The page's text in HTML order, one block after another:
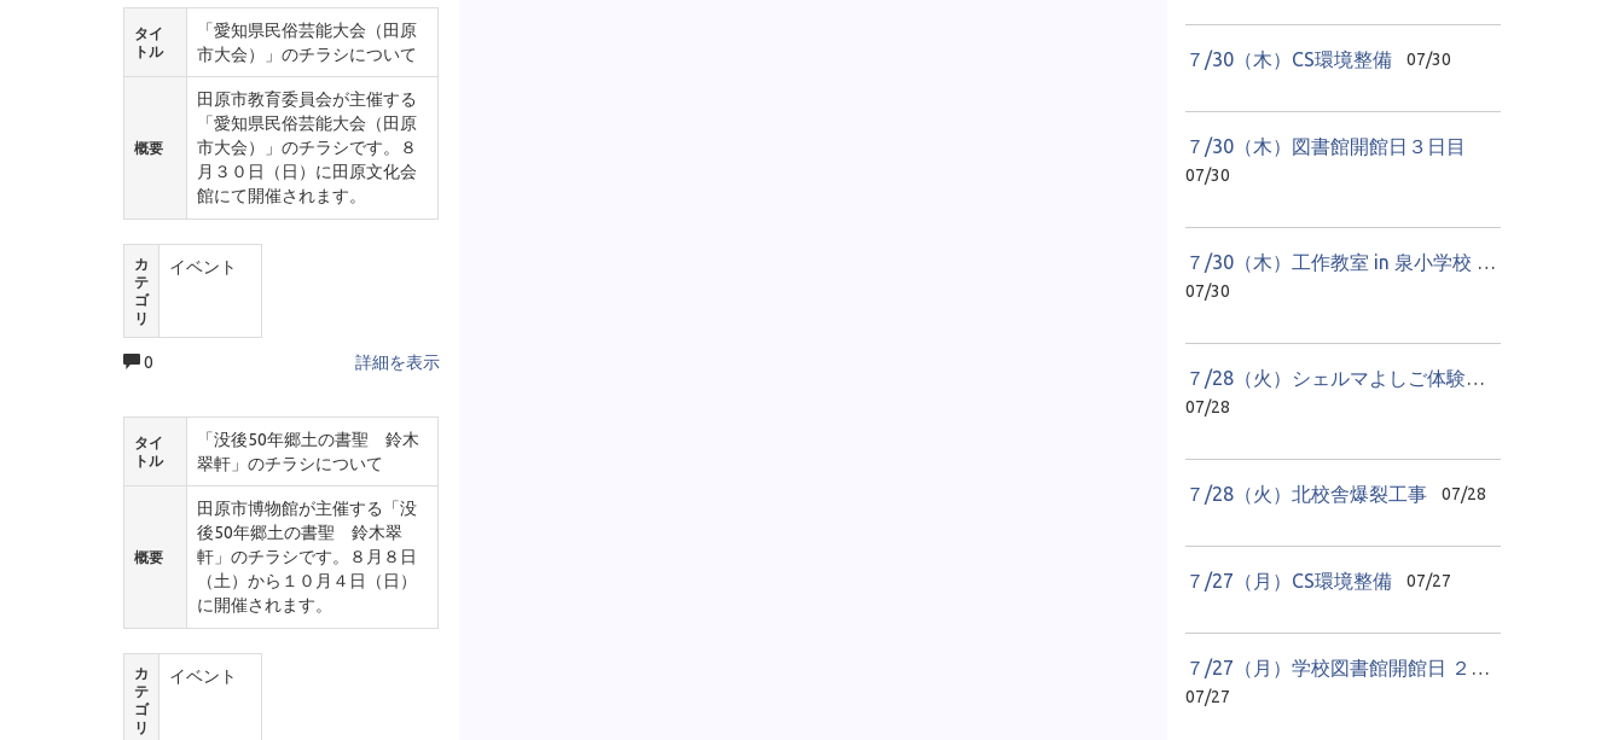
タイ
トル
「愛知県民俗芸能大会（田原
市大会）」のチラシについて
概要
田原市教育委員会が主催する
「愛知県民俗芸能大会（田原
市大会）」のチラシです。８
月３０日（日）に田原文化会
館にて開催されます。
カ
テ
ゴ
リ
イベント
0 詳細を表示
タイ
トル
「没後50年郷土の書聖 鈴木
翠軒」のチラシについて
概要
田原市博物館が主催する「没
後50年郷土の書聖 鈴木翠
軒」のチラシです。８月８日
（土）から１０月４日（日）
に開催されます。
カ
テ
ゴ
リ
イベント
７/30（木）CS環境整備 07/30
７/30（木）図書館開館日３日目
07/30
７/30（木）工作教室 in 泉小学校 １日目
07/30
７/28（火）シェルマよしご体験学習 貝のアクセサリーづくり
07/28
７/28（火）北校舎爆裂工事 07/28
７/27（月）CS環境整備 07/27
７/27（月）学校図書館開館日 ２日目
07/27